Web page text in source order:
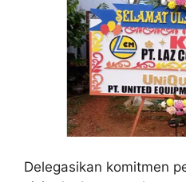
Delegasikan komitmen